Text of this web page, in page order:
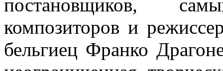
постановщиков,
композиторов и
бельгиец Франко